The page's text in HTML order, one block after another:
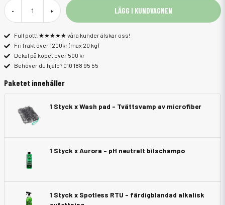
- + LÄGG I KUNDVAGNEN
Full pott! ★★★★★ våra kunder älskar oss!
Fri frakt över 1200kr (max 20 kg)
Dekal på köpet över 500 kr
Behöver du hjälp? 010 188 95 55
Paketet innehåller
1 Styck x Wash pad - Tvättsvamp av microfiber
1 Styck x Aurora - pH neutralt bilschampo
1 Styck x Spotless RTU - färdigblandad alkalisk